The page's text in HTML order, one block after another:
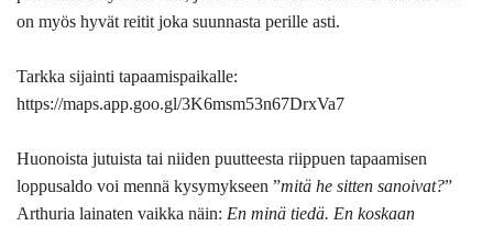
on myös hyvät reitit joka suunnasta perille asti.
Tarkka sijainti tapaamispaikalle:
https://maps.app.goo.gl/3K6msm53n67DrxVa7
Huonoista jutuista tai niiden puutteesta riippuen tapaamisen
loppusaldo voi mennä kysymykseen ”mitä he sitten sanoivat?”
Arthuria lainaten vaikka näin: En minä tiedä. En koskaan